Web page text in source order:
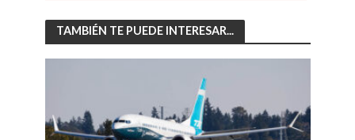
TAMBIÉN TE PUEDE INTERESAR...